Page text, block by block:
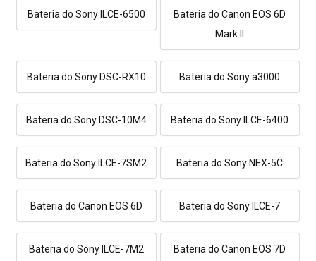
Bateria do Sony ILCE-6500
Bateria do Canon EOS 6D
Mark II
Bateria do Sony DSC-RX10 Bateria do Sony a3000
Bateria do Sony DSC-10M4 Bateria do Sony ILCE-6400
Bateria do Sony ILCE-7SM2 Bateria do Sony NEX-5C
Bateria do Canon EOS 6D Bateria do Sony ILCE-7
Bateria do Sony ILCE-7M2
Bateria do Canon EOS 7D